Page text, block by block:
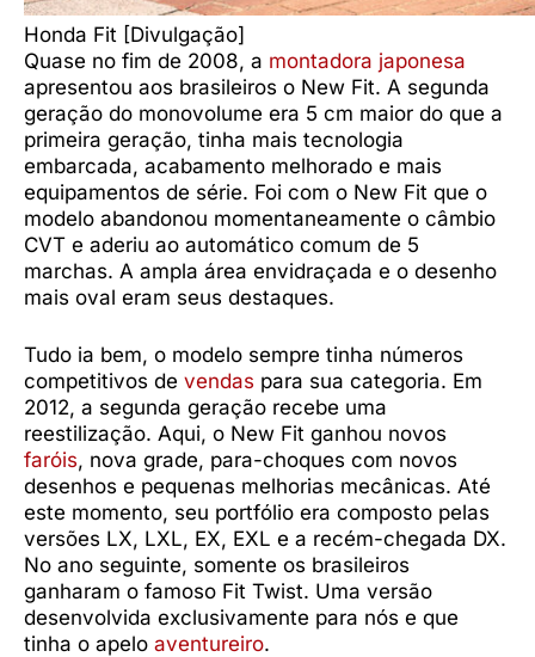
Honda Fit [Divulgação]
Quase no fim de 2008, a montadora japonesa
apresentou aos brasileiros o New Fit. A segunda
geração do monovolume era 5 cm maior do que a
primeira geração, tinha mais tecnologia
embarcada, acabamento melhorado e mais
equipamentos de série. Foi com o New Fit que o
modelo abandonou momentaneamente o câmbio
CVT e aderiu ao automático comum de 5
marchas. A ampla área envidraçada e o desenho
mais oval eram seus destaques.
Tudo ia bem, o modelo sempre tinha números
competitivos de vendas para sua categoria. Em
2012, a segunda geração recebe uma
reestilização. Aqui, o New Fit ganhou novos
faróis, nova grade, para-choques com novos
desenhos e pequenas melhorias mecânicas. Até
este momento, seu portfólio era composto pelas
versões LX, LXL, EX, EXL e a recém-chegada DX.
No ano seguinte, somente os brasileiros
ganharam o famoso Fit Twist. Uma versão
desenvolvida exclusivamente para nós e que
tinha o apelo aventureiro.